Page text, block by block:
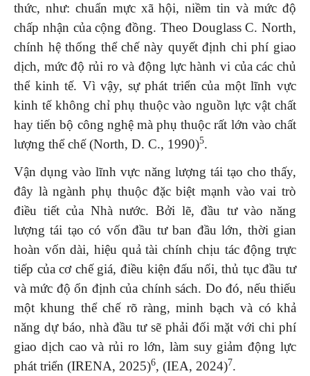
thức, như: chuẩn mực xã hội, niềm tin và mức độ
chấp nhận của cộng đồng. Theo Douglass C. North,
chính hệ thống thể chế này quyết định chi phí giao
dịch, mức độ rủi ro và động lực hành vi của các chủ
thể kinh tế. Vì vậy, sự phát triển của một lĩnh vực
kinh tế không chỉ phụ thuộc vào nguồn lực vật chất
hay tiến bộ công nghệ mà phụ thuộc rất lớn vào chất
lượng thể chế (North, D. C., 1990)5.
Vận dụng vào lĩnh vực năng lượng tái tạo cho thấy,
đây là ngành phụ thuộc đặc biệt mạnh vào vai trò
điều tiết của Nhà nước. Bởi lẽ, đầu tư vào năng
lượng tái tạo có vốn đầu tư ban đầu lớn, thời gian
hoàn vốn dài, hiệu quả tài chính chịu tác động trực
tiếp của cơ chế giá, điều kiện đấu nối, thủ tục đầu tư
và mức độ ổn định của chính sách. Do đó, nếu thiếu
một khung thể chế rõ ràng, minh bạch và có khả
năng dự báo, nhà đầu tư sẽ phải đối mặt với chi phí
giao dịch cao và rủi ro lớn, làm suy giảm động lực
phát triển (IRENA, 2025)6, (IEA, 2024)7.